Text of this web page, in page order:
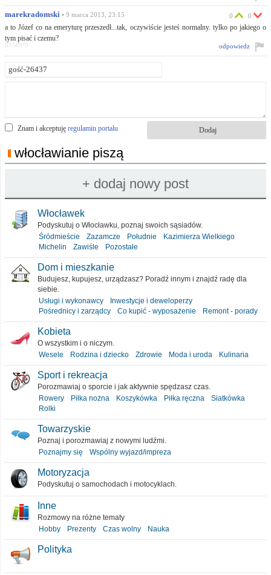
marekradomski • 9 marca 2013, 23:15
a to Józef co na emeryturę przeszedł...tak, oczywiście jesteś normalny. tylko po jakiego o
tym pisać i czemu?
0 0
odpowiedz
ID:50979
Znam i akceptuję regulamin portalu
włocławianie piszą
Włocławek
Podyskutuj o Włocławku, poznaj swoich sąsiadów.
Śródmieście
Zazamcze Południe
Kazimierza Wielkiego
Michelin
Zawiśle Pozostałe
Dom i mieszkanie
Budujesz, kupujesz, urządzasz? Poradź innym i znajdź radę dla
siebie.
Usługi i wykonawcy
Inwestycje i deweloperzy
Pośrednicy i zarządcy
Co kupić - wyposażenie Remont - porady
Kobieta
O wszystkim i o niczym.
Wesele
Rodzina i dziecko Zdrowie Moda i uroda Kulinaria
Sport i rekreacja
Porozmawiaj o sporcie i jak aktywnie spędzasz czas.
Rowery
Piłka nożna Koszykówka Piłka ręczna
Siatkówka
Rolki
Towarzyskie
Poznaj i porozmawiaj z nowymi ludźmi.
Poznajmy się
Wspólny wyjazd/impreza
Motoryzacja
Podyskutuj o samochodach i motocyklach.
Inne
Rozmowy na różne tematy
Hobby
Prezenty Czas wolny Nauka
Polityka